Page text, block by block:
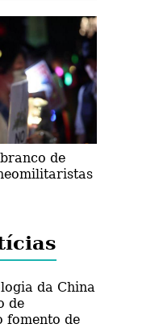
de
da China
de
fomento de